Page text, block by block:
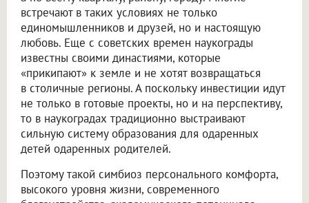
встречают в таких условиях не только
единомышленников и друзей, но и настоящую
любовь. Еще с советских времен наукограды
известны своими династиями, которые
«прикипают» к земле и не хотят возвращаться
в столичные регионы. А поскольку инвестиции идут
не только в готовые проекты, но и на перспективу,
то в наукоградах традиционно выстраивают
сильную систему образования для одаренных
детей одаренных родителей.
Поэтому такой симбиоз персонального комфорта,
высокого уровня жизни, современного